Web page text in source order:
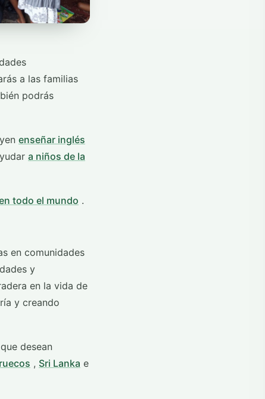
a las familias
podrás
enseñar inglés
a niños de la
todo el mundo .
en comunidades
y
en la vida de
y creando
desean
, Sri Lanka e